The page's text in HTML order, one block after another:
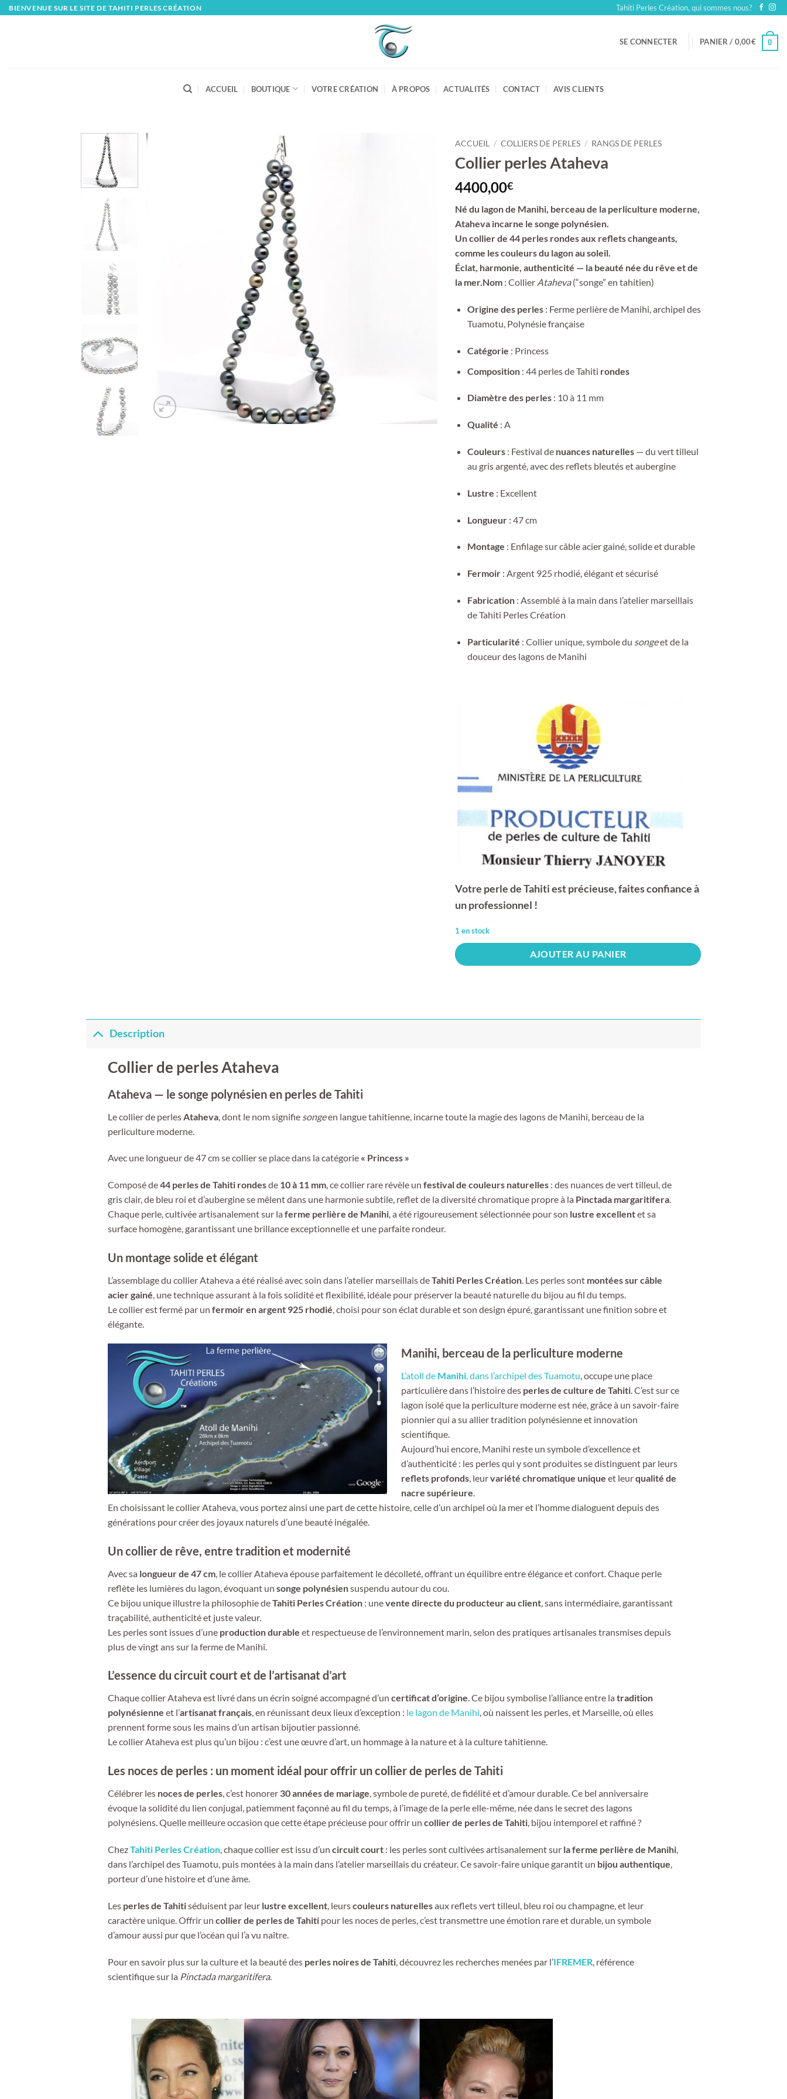
SkipBIENVENUE SUR LE SITE DE TAHITI PERLES CRÉATION Tahiti Perles Création, qui sommes nous?
SE CONNECTER PANIER / 0,00€ 0
ACCUEIL BOUTIQUE VOTRE CRÉATION À PROPOS ACTUALITÉS CONTACT AVIS CLIENTS
ACCUEIL / COLLIERS DE PERLES / RANGS DE PERLES
Collier perles Ataheva
4400,00€
Né du lagon de Manihi, berceau de la perliculture moderne,
Ataheva incarne le songe polynésien.
Un collier de 44 perles rondes aux reflets changeants,
comme les couleurs du lagon au soleil.
Éclat, harmonie, authenticité — la beauté née du rêve et de
la mer.Nom : Collier Ataheva(“songe” en tahitien)
Origine des perles: Ferme perlière de Manihi, archipel des
Tuamotu, Polynésie française
Catégorie : Princess
Composition: 44 perles de Tahiti rondes
Diamètre des perles: 10 à 11 mm
Qualité : A
Couleurs: Festival de nuances naturelles— du vert tilleul
au gris argenté, avec des reflets bleutés et aubergine
Lustre : Excellent
Longueur: 47 cm
Montage : Enfilage sur câble acier gainé, solide et durable
Fermoir: Argent 925 rhodié, élégant et sécurisé
Fabrication: Assemblé à la main dans l’atelier marseillais
de Tahiti Perles Création
Particularité : Collier unique, symbole du songeet de la
douceur des lagons de Manihi
Votre perle de Tahiti est précieuse, faites confiance à
un professionnel !
1 en stock
AJOUTER AU PANIER
Description
Collier de perles Ataheva
Ataheva — le songe polynésien en perles de Tahiti
Le collier de perles Ataheva, dont le nom signifie songeen langue tahitienne, incarne toute la magie des lagons de Manihi, berceau de la
perliculture moderne.
Avec une longueur de 47 cm se collier se place dans la catégorie « Princess »
Composé de44 perles de Tahiti rondesde 10 à 11 mm, ce collier rare révèle un festival de couleurs naturelles: des nuances de vert tilleul, de
gris clair, de bleu roi et d’aubergine se mêlent dans une harmonie subtile, reflet de la diversité chromatique propre à la Pinctada margaritifera.
Chaque perle, cultivée artisanalement sur la ferme perlière de Manihi, a été rigoureusement sélectionnée pour son lustre excellentet sa
surface homogène, garantissant une brillance exceptionnelle et une parfaite rondeur.
Un montage solide et élégant
L’assemblage du collier Ataheva a été réalisé avec soin dans l’atelier marseillais deTahiti Perles Création. Les perles sont montées sur câble
acier gainé, une technique assurant à la fois solidité et flexibilité, idéale pour préserver la beauté naturelle du bijou au fil du temps.
Le collier est fermé par un fermoir en argent 925 rhodié, choisi pour son éclat durable et son design épuré, garantissant une finition sobre et
élégante.
Manihi, berceau de la perliculture moderne
L’atoll de Manihi, dans l’archipel des Tuamotu , occupe une place
particulière dans l’histoire des perles de culture de Tahiti. C’est sur ce
lagon isolé que la perliculture moderne est née, grâce à un savoir-faire
pionnier qui a su allier tradition polynésienne et innovation
scientifique.
Aujourd’hui encore, Manihi reste un symbole d’excellence et
d’authenticité : les perles qui y sont produites se distinguent par leurs
reflets profonds, leurvariété chromatique unique et leurqualité de
nacre supérieure
En choisissant le collier Ataheva, vous portez ainsi une part de cette histoire, celle d’un archipel où la mer et l’homme dialoguent depuis des
générations pour créer des joyaux naturels d’une beauté inégalée.
Un collier de rêve, entre tradition et modernité
Avec sa longueur de 47 cm, le collier Ataheva épouse parfaitement le décolleté, offrant un équilibre entre élégance et confort. Chaque perle
reflète les lumières du lagon, évoquant un songe polynésiensuspendu autour du cou.
Ce bijou unique illustre la philosophie deTahiti Perles Création: unevente directe du producteur au client, sans intermédiaire, garantissant
traçabilité, authenticité et juste valeur.
Les perles sont issues d’une production durable et respectueuse de l’environnement marin, selon des pratiques artisanales transmises depuis
plus de vingt ans sur la ferme de Manihi.
L’essence du circuit court et de l’artisanat d’art
Chaque collier Ataheva est livré dans un écrin soigné accompagné d’un certificat d’origine. Ce bijou symbolise l’alliance entre la tradition
polynésienne et l’artisanat français, en réunissant deux lieux d’exception : le lagon de Manihi, où naissent les perles, et Marseille, où elles
prennent forme sous les mains d’un artisan bijoutier passionné.
Le collier Ataheva est plus qu’un bijou : c’est une œuvre d’art, un hommage à la nature et à la culture tahitienne.
Les noces de perles : un moment idéal pour offrir un collier de perles de Tahiti
Célébrer les noces de perles, c’est honorer 30 années de mariage, symbole de pureté, de fidélité et d’amour durable. Ce bel anniversaire
évoque la solidité du lien conjugal, patiemment façonné au fil du temps, à l’image de la perle elle-même, née dans le secret des lagons
polynésiens. Quelle meilleure occasion que cette étape précieuse pour offrir un collier de perles de Tahiti, bijou intemporel et raffiné ?
ChezTahiti Perles Création, chaque collier est issu d’un circuit court: les perles sont cultivées artisanalement sur la ferme perlière de Manihi,
dans l’archipel des Tuamotu, puis montées à la main dans l’atelier marseillais du créateur. Ce savoir-faire unique garantit un bijou authentique,
porteur d’une histoire et d’une âme.
Les perles de Tahitiséduisent par leur lustre excellent, leurscouleurs naturellesaux reflets vert tilleul, bleu roi ou champagne, et leur
caractère unique. Offrir un collier de perles de Tahitipour les noces de perles, c’est transmettre une émotion rare et durable, un symbole
d’amour aussi pur que l’océan qui l’a vu naître.
Pour en savoir plus sur la culture et la beauté des perles noires de Tahiti, découvrez les recherches menées par l’IFREMER, référence
scientifique sur la Pinctada margaritifera.